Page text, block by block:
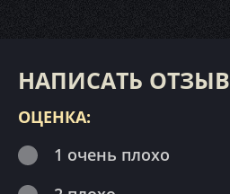
НАПИСАТЬ ОТЗЫВ
ОЦЕНКА:
1 очень плохо